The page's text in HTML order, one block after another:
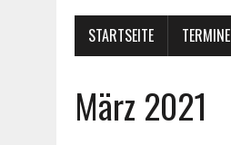
STARTSEITE TERMINE
März 2021